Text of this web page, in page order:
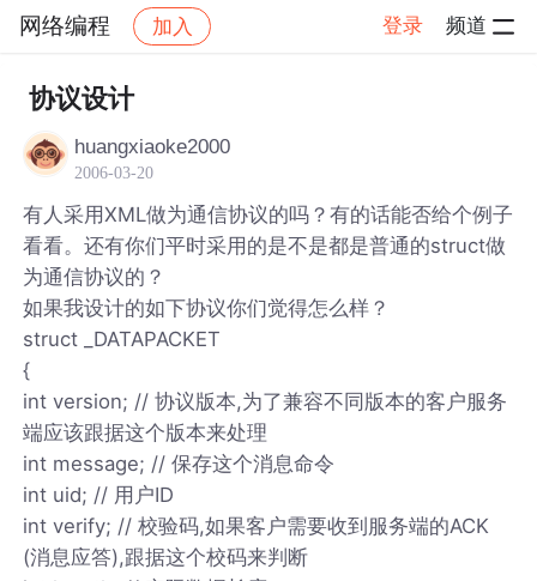
网络编程 加入 登录 频道
社区 网络编程
协议设计
huangxiaoke2000
2006-03-20
有人采用XML做为通信协议的吗？有的话能否给个例子
看看。还有你们平时采用的是不是都是普通的struct做
为通信协议的？
如果我设计的如下协议你们觉得怎么样？
struct _DATAPACKET
{
int version; // 协议版本,为了兼容不同版本的客户服务
端应该跟据这个版本来处理
int message; // 保存这个消息命令
int uid; // 用户ID
int verify; // 校验码,如果客户需要收到服务端的ACK
(消息应答),跟据这个校码来判断